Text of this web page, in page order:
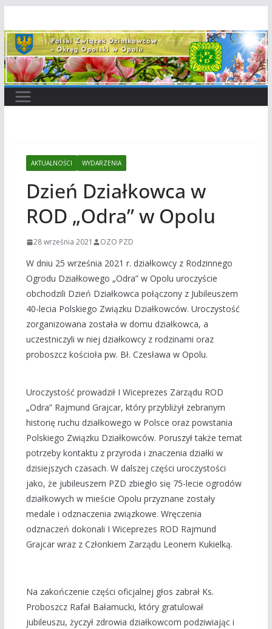
do
treści
AKTUALNOŚCI WYDARZENIA
Dzień Działkowca w
ROD „Odra” w Opolu
28 września 2021 OZO PZD
W dniu 25 września 2021 r. działkowcy z Rodzinnego
Ogrodu Działkowego „Odra” w Opolu uroczyście
obchodzili Dzień Działkowca połączony z Jubileuszem
40-lecia Polskiego Związku Działkowców. Uroczystość
zorganizowana została w domu działkowca, a
uczestniczyli w niej działkowcy z rodzinami oraz
proboszcz kościoła pw. Bł. Czesława w Opolu.
Uroczystość prowadził I Wiceprezes Zarządu ROD
„Odra” Rajmund Grajcar, który przybliżył zebranym
historię ruchu działkowego w Polsce oraz powstania
Polskiego Związku Działkowców. Poruszył także temat
potrzeby kontaktu z przyroda i znaczenia działki w
dzisiejszych czasach. W dalszej części uroczystości
jako, że jubileuszem PZD zbiegło się 75-lecie ogrodów
działkowych w mieście Opolu przyznane zostały
medale i odznaczenia związkowe. Wręczenia
odznaczeń dokonali I Wiceprezes ROD Rajmund
Grajcar wraz z Członkiem Zarządu Leonem Kukielką.
Na zakończenie części oficjalnej głos zabrał Ks.
Proboszcz Rafał Bałamucki, który gratulował
jubileuszu, życzył zdrowia działkowcom podziwiając i